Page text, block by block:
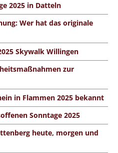
2025 in Datteln
Wer hat das originale
Skywalk Willingen
zur
in Flammen 2025 bekannt
Sonntage 2025
heute, morgen und